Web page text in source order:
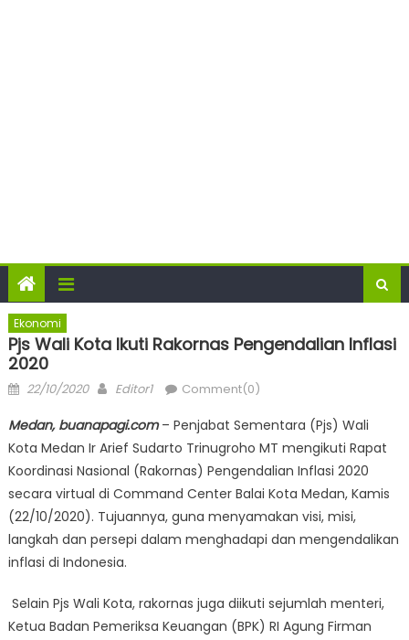
Ekonomi
Pjs Wali Kota Ikuti Rakornas Pengendalian Inflasi
2020
Posted
22/10/2020 Author
Editor1 Comment(0)
Medan, buanapagi.com– Penjabat Sementara (Pjs) Wali
Kota Medan Ir Arief Sudarto Trinugroho MT mengikuti Rapat
Koordinasi Nasional (Rakornas) Pengendalian Inflasi 2020
secara virtual di Command Center Balai Kota Medan, Kamis
(22/10/2020). Tujuannya, guna menyamakan visi, misi,
langkah dan persepi dalam menghadapi dan mengendalikan
inflasi di Indonesia.
Selain Pjs Wali Kota, rakornas juga diikuti sejumlah menteri,
Ketua Badan Pemeriksa Keuangan (BPK) RI Agung Firman